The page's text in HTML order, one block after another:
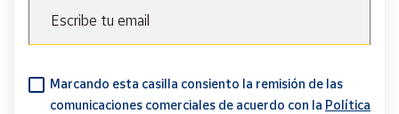
Escribe tu email
Marcando esta casilla consiento la remisión de las
comunicaciones comerciales de acuerdo con la Política